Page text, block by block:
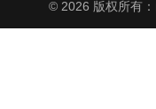
© 2026 版权所有